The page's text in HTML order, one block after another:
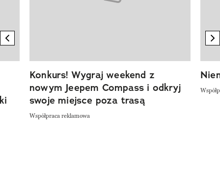
previous element
Konkurs! Wygraj weekend z
nowym Jeepem Compass i odkryj
swoje miejsce poza trasą
Współpraca reklamowa